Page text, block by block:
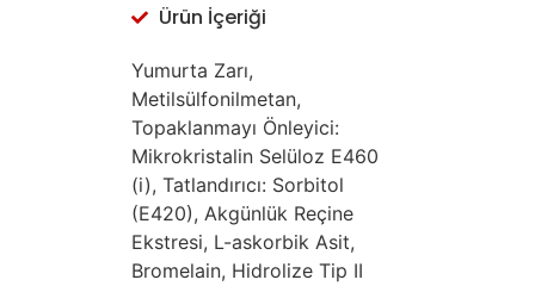
Ürün İçeriği
Yumurta Zarı,
Metilsülfonilmetan,
Topaklanmayı Önleyici:
Mikrokristalin Selüloz E460
(i), Tatlandırıcı: Sorbitol
(E420), Akgünlük Reçine
Ekstresi, L-askorbik Asit,
Bromelain, Hidrolize Tip II